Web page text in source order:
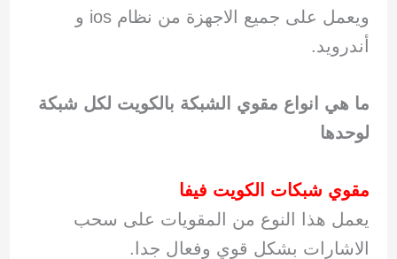
ويعمل على جميع الاجهزة من نظام ios و
أندرويد.
ما هي انواع مقوي الشبكة بالكويت لكل شبكة
لوحدها
مقوي شبكات الكويت فيفا
يعمل هذا النوع من المقويات على سحب
الاشارات بشكل قوي وفعال جدا.